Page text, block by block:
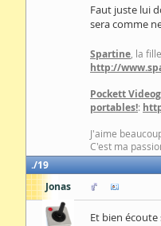
Faut juste lui
sera comme
Spartine , la
http://
Pockett
portables!:
J'aime
C'est ma
19
Jonas
Et bien